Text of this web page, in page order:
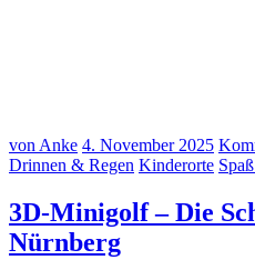
von Anke 4. November 2025
Drinnen & Regen Kinderorte
3D-Minigolf – Die
Nürnberg